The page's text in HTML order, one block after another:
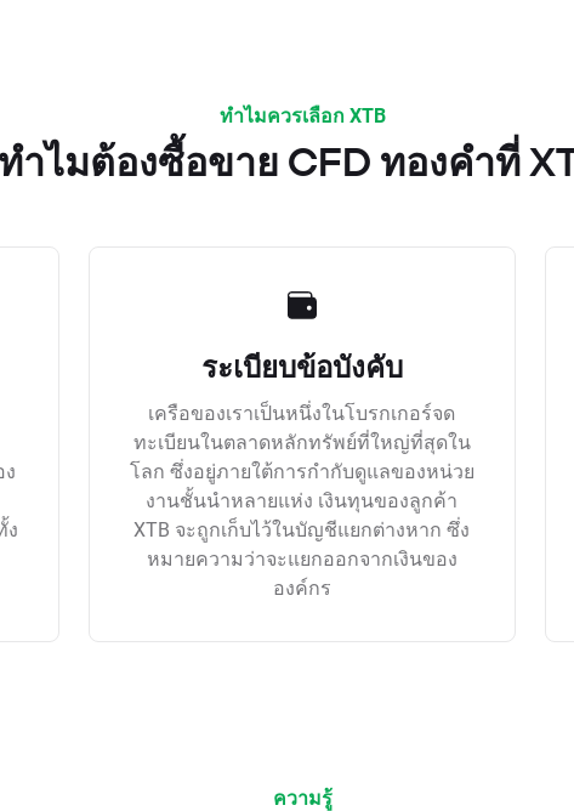
ทำไมควรเลือก XTB
ทำไมต้องซื้อขาย CFD ทองคำที่
ง
ระเบียบข้อบังคับ
เครือของเราเป็นหนึ่งในโบรกเกอร์จด
ทะเบียนในตลาดหลักทรัพย์ที่ใหญ่ที่สุดใน
โลก ซึ่งอยู่ภายใต้การกำกับดูแลของหน่วย
งานชั้นนำหลายแห่ง เงินทุนของลูกค้า
XTB จะถูกเก็บไว้ในบัญชีแยกต่างหาก ซึ่ง
หมายความว่าจะแยกออกจากเงินของ
องค์กร
ความรู้